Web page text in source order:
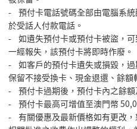
- 預付卡電話號碼全部由電腦系
於受話人付款電話。
- 如遺失預付卡或預付卡被盜，可
一經報失，該預付卡將即時作廢。
- 如客戶的預付卡遺失或損毀，
保留不接受換卡、現金退還、餘額
- 預付卡過期後，預付卡內之餘額
- 預付卡最高可增值至澳門幣
- 有關優惠及最新價格如有更改